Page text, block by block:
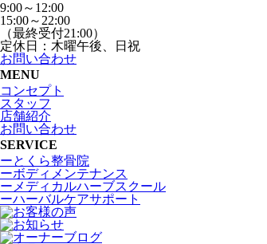
9:00～12:00
15:00～22:00
（最終受付21:00）
定休日：木曜午後、日祝
お問い合わせ
MENU
コンセプト
スタッフ
店舗紹介
お問い合わせ
SERVICE
ーとくら整骨院
ーボディメンテナンス
ーメディカルハーブスクール
ーハーバルケアサポート